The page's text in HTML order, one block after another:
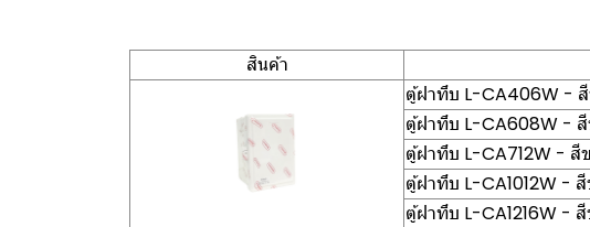
สินค้า
ตู้ฝาทึบ L-CA406W - สี
ตู้ฝาทึบ L-CA608W - สี
ตู้ฝาทึบ L-CA712W - สี
ตู้ฝาทึบ L-CA1012W - สี
ตู้ฝาทึบ L-CA1216W - สี